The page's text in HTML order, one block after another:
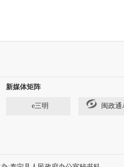
新媒体矩阵
e三明 闽政通